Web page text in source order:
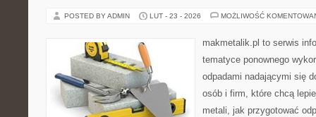
POSTED BY ADMIN LUT - 23 - 2026 MOŻLIWOŚĆ
makmetalik.pl to serwis
tematyce ponownego
odpadami nadającymi się
osób i firm, które chcą
metali, jak przygotować